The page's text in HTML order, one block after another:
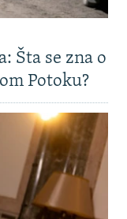
Šta se zna o
Potoku?